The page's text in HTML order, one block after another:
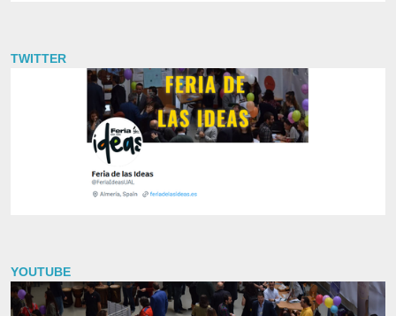
TWITTER
YOUTUBE